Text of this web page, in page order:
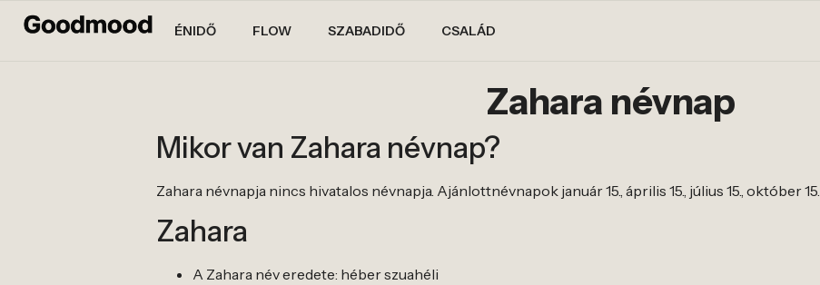
ÉNIDŐ FLOW SZABADIDŐ CSALÁD
Zahara névnap
Mikor van Zahara névnap?
Zahara névnapja nincs hivatalos névnapja. Ajánlottnévnapok január 15., április 15., július 15., október 15.
Zahara
A Zahara név eredete: héber szuahéli